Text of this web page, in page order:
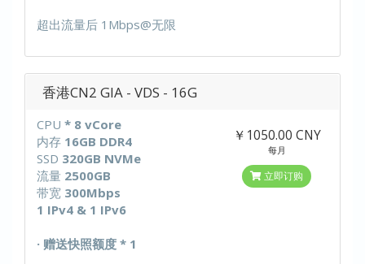
超出流量后 1Mbps@无限
香港CN2 GIA - VDS - 16G
CPU * 8 vCore
内存 16GB DDR4
SSD 320GB NVMe
流量 2500GB
带宽 300Mbps
1 IPv4 & 1 IPv6
· 赠送快照额度 * 1
￥1050.00 CNY
每月
立即订购